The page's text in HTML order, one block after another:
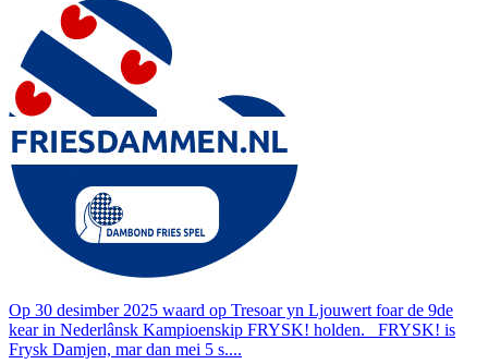
Op 30 desimber 2025 waard op Tresoar yn Ljouwert foar de 9de
kear in Nederlânsk Kampioenskip FRYSK! holden. FRYSK! is
Frysk Damjen, mar dan mei 5 s....